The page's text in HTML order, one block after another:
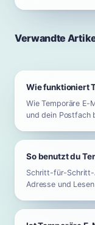
Verwandte
Wie funktioniert
Wie Temporäre E-
und dein Postfach
So benutzt du
Schritt-für-Schritt-
Adresse und